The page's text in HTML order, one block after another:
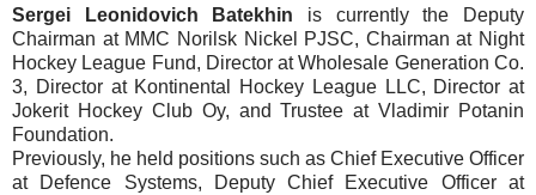
Sergei Leonidovich Batekhin is currently the Deputy
Chairman at MMC Norilsk Nickel PJSC, Chairman at Night
Hockey League Fund, Director at Wholesale Generation Co.
3, Director at Kontinental Hockey League LLC, Director at
Jokerit Hockey Club Oy, and Trustee at Vladimir Potanin
Foundation.
Previously, he held positions such as Chief Executive Officer
at Defence Systems, Deputy Chief Executive Officer at